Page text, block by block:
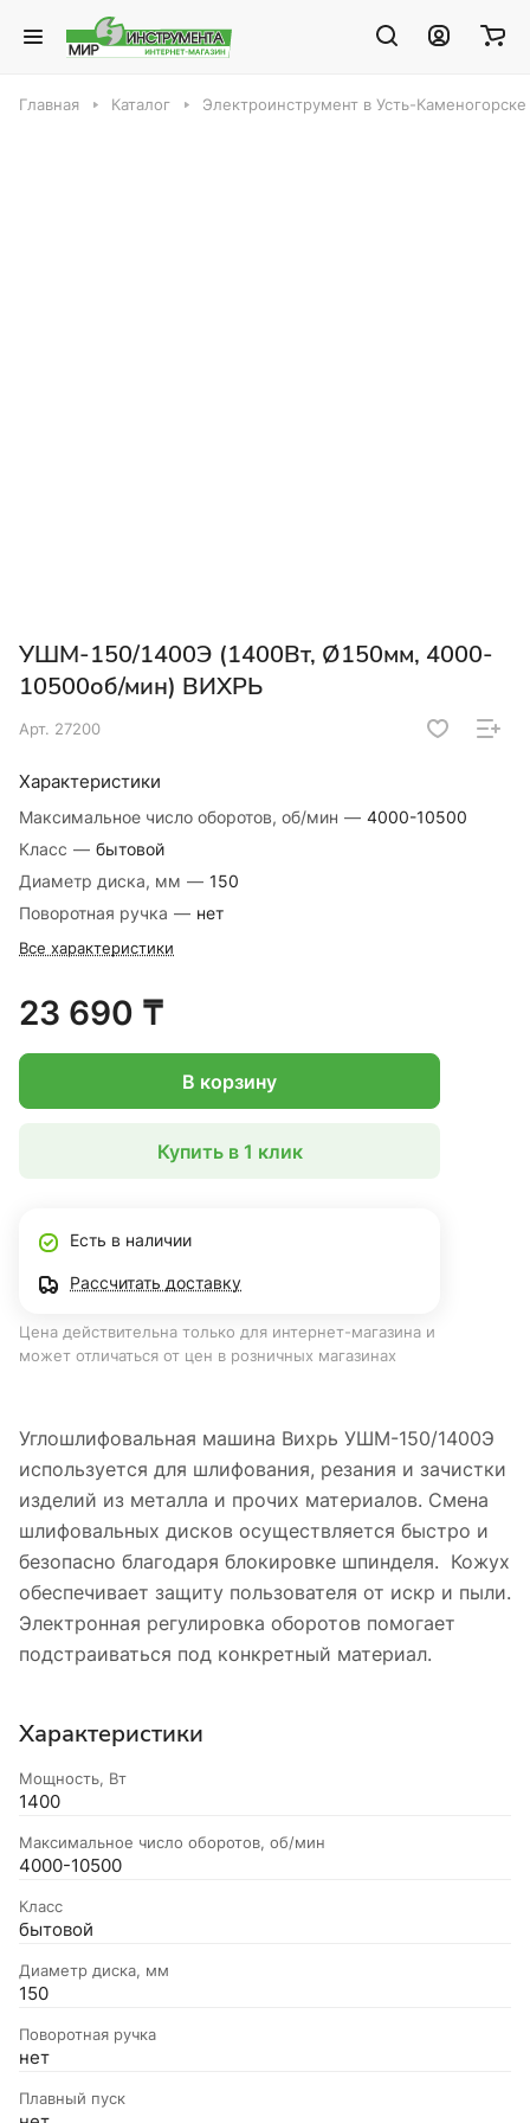
Главная Каталог Электроинструмент в Усть-Каменогорске
УШМ-150/1400Э (1400Вт, Ø150мм, 4000-
10500об/мин) ВИХРЬ
Арт. 27200
Характеристики
Максимальное число оборотов, об/мин — 4000-10500
Класс — бытовой
Диаметр диска, мм — 150
Поворотная ручка — нет
Все характеристики
23 690 ₸
В корзину
Купить в 1 клик
Есть в наличии
Рассчитать доставку
Цена действительна только для интернет-магазина и
может отличаться от цен в розничных магазинах
Углошлифовальная машина Вихрь УШМ-150/1400Э
используется для шлифования, резания и зачистки
изделий из металла и прочих материалов. Смена
шлифовальных дисков осуществляется быстро и
безопасно благодаря блокировке шпинделя. Кожух
обеспечивает защиту пользователя от искр и пыли.
Электронная регулировка оборотов помогает
подстраиваться под конкретный материал.
Характеристики
Мощность, Вт
1400
Максимальное число оборотов, об/мин
4000-10500
Класс
бытовой
Диаметр диска, мм
150
Поворотная ручка
нет
Плавный пуск